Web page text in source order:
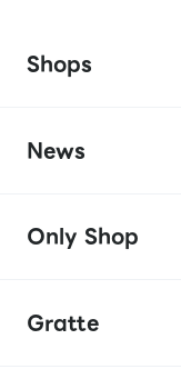
Shops
News
Only Shop
Gratte